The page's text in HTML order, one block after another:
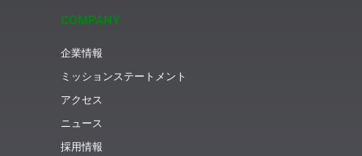
COMPANY
企業情報
ミッションステートメント
アクセス
ニュース
採用情報